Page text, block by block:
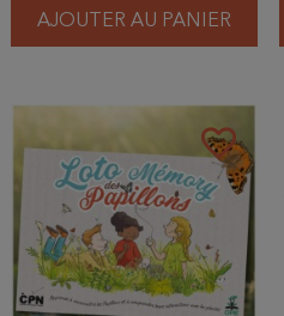
AJOUTER AU PANIER
favorite_border